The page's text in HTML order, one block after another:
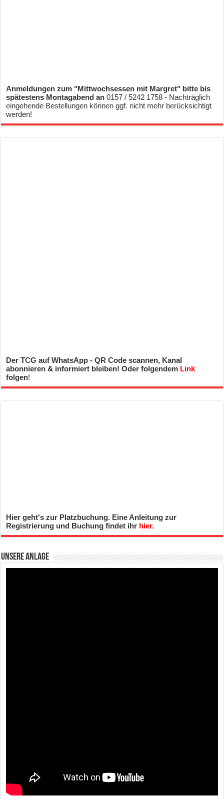
Anmeldungen zum "Mittwochsessen mit Margret" bitte bis
spätestens Montagabend an0157 / 5242 1758 - Nachträglich
eingehende Bestellungen können ggf. nicht mehr berücksichtigt
werden!
Der TCG auf WhatsApp - QR Code scannen, Kanal
abonnieren & informiert bleiben! Oder folgendem Link
folgen!
Hier geht's zur Platzbuchung. Eine Anleitung zur
Registrierung und Buchung findet ihr hier.
Unsere Anlage